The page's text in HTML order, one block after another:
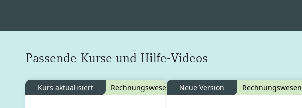
Passende Kurse und Hilfe-Videos
Kurs aktualisiert Rechnungswesen Neue Version Rechnungswesen